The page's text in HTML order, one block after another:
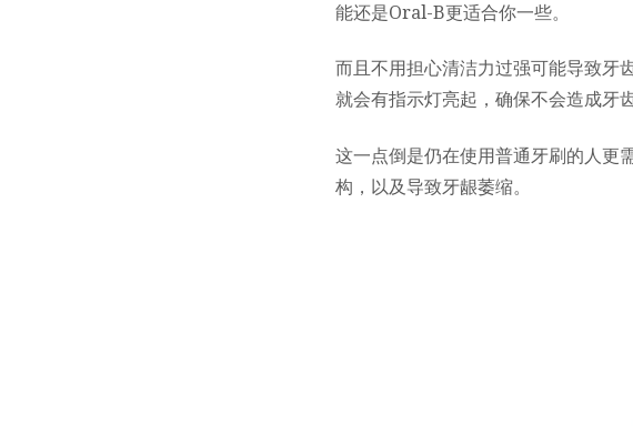
能还是Oral-B更适合你一些。
而且不用担心清洁力过强可能导致牙
就会有指示灯亮起，确保不会造成牙
这一点倒是仍在使用普通牙刷的人更
构，以及导致牙龈萎缩。